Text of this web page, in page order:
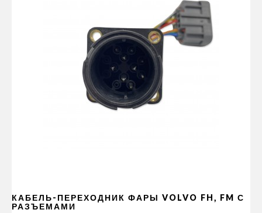
КАБЕЛЬ-ПЕРЕХОДНИК ФАРЫ VOLVO FH, FM С
РАЗЪЕМАМИ